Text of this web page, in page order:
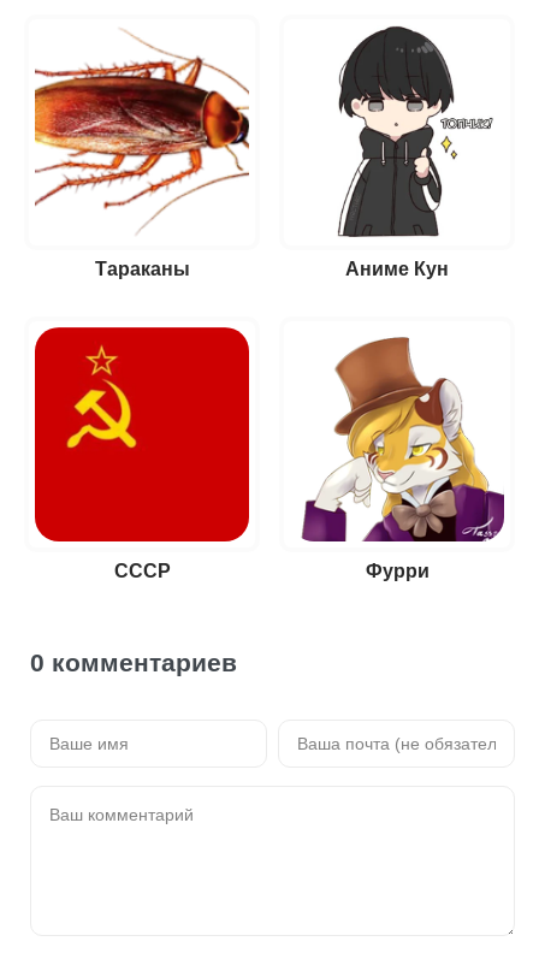
Тараканы Аниме Кун
СССР Фурри
0 комментариев